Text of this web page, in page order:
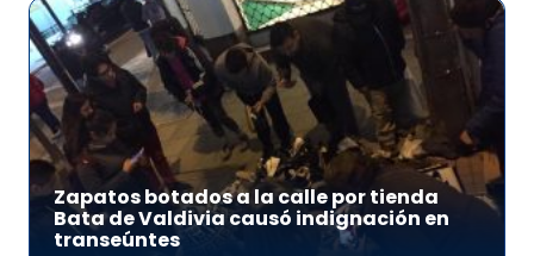
Zapatos botados a la calle por tienda
Bata de Valdivia causó indignación en
transeúntes